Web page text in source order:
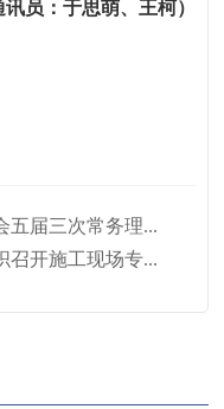
讯员：于思萌、王柯）
五届三次常务理...
召开施工现场专...